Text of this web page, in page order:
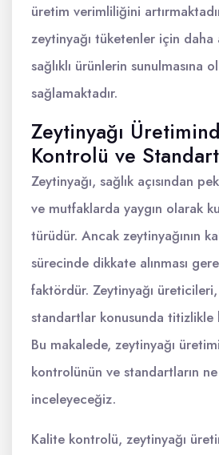
üretim verimliliğini
zeytinyağı tüketenler için
sağlıklı ürünlerin sunulmasına
sağlamaktadır.
Zeytinyağı
Kontrolü ve
Zeytinyağı, sağlık açısından
ve mutfaklarda yaygın olarak
türüdür. Ancak zeytinyağının
sürecinde dikkate alınması
faktördür. Zeytinyağı
standartlar konusunda titizlikle
Bu makalede, zeytinyağı
kontrolünün ve standartların
inceleyeceğiz.
Kalite kontrolü, zeytinyağı